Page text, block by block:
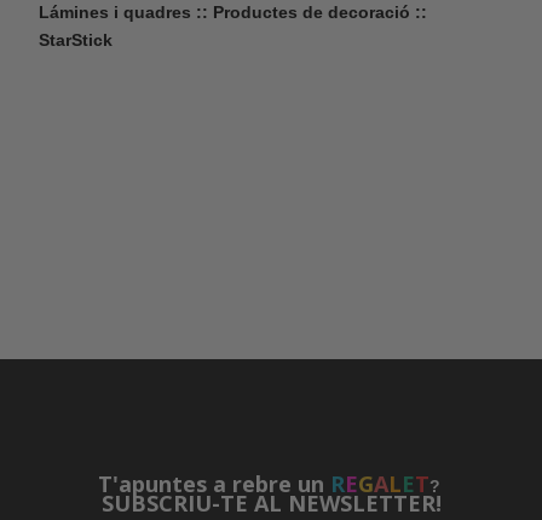
Lámines i quadres :: Productes de decoració ::
StarStick
T'apuntes a rebre un REGALET?
SUBSCRIU-TE AL NEWSLETTER!